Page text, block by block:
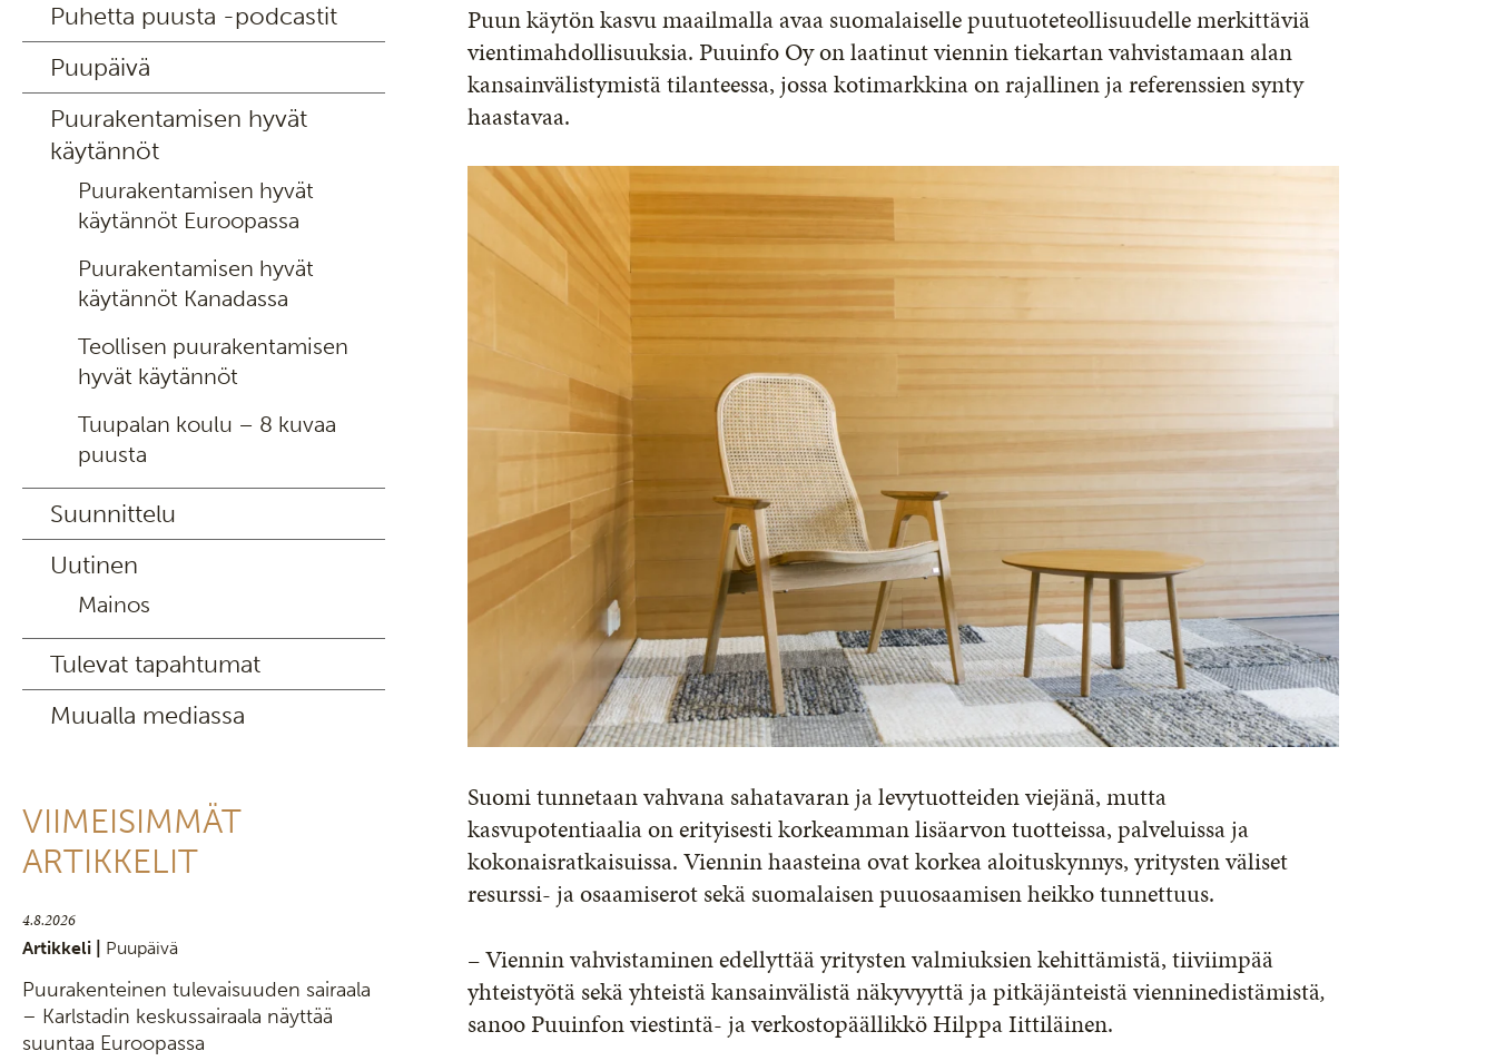
Puhetta puusta -podcastit
Puupäivä
Puurakentamisen hyvät
käytännöt
Puurakentamisen hyvät
käytännöt Euroopassa
Puurakentamisen hyvät
käytännöt Kanadassa
Teollisen puurakentamisen
hyvät käytännöt
Tuupalan koulu – 8 kuvaa
puusta
Suunnittelu
Uutinen
Mainos
Tulevat tapahtumat
Muualla mediassa
VIIMEISIMMÄT
ARTIKKELIT
4.8.2026
Artikkeli | Puupäivä
Puurakenteinen tulevaisuuden sairaala
– Karlstadin keskussairaala näyttää
suuntaa Euroopassa
Puun käytön kasvu maailmalla avaa suomalaiselle puutuoteteollisuudelle merkittäviä
vientimahdollisuuksia. Puuinfo Oy on laatinut viennin tiekartan vahvistamaan alan
kansainvälistymistä tilanteessa, jossa kotimarkkina on rajallinen ja referenssien synty
haastavaa.
Suomi tunnetaan vahvana sahatavaran ja levytuotteiden viejänä, mutta
kasvupotentiaalia on erityisesti korkeamman lisäarvon tuotteissa, palveluissa ja
kokonaisratkaisuissa. Viennin haasteina ovat korkea aloituskynnys, yritysten väliset
resurssi- ja osaamiserot sekä suomalaisen puuosaamisen heikko tunnettuus.
– Viennin vahvistaminen edellyttää yritysten valmiuksien kehittämistä, tiiviimpää
yhteistyötä sekä yhteistä kansainvälistä näkyvyyttä ja pitkäjänteistä vienninedistämistä,
sanoo Puuinfon viestintä- ja verkostopäällikkö Hilppa Iittiläinen.